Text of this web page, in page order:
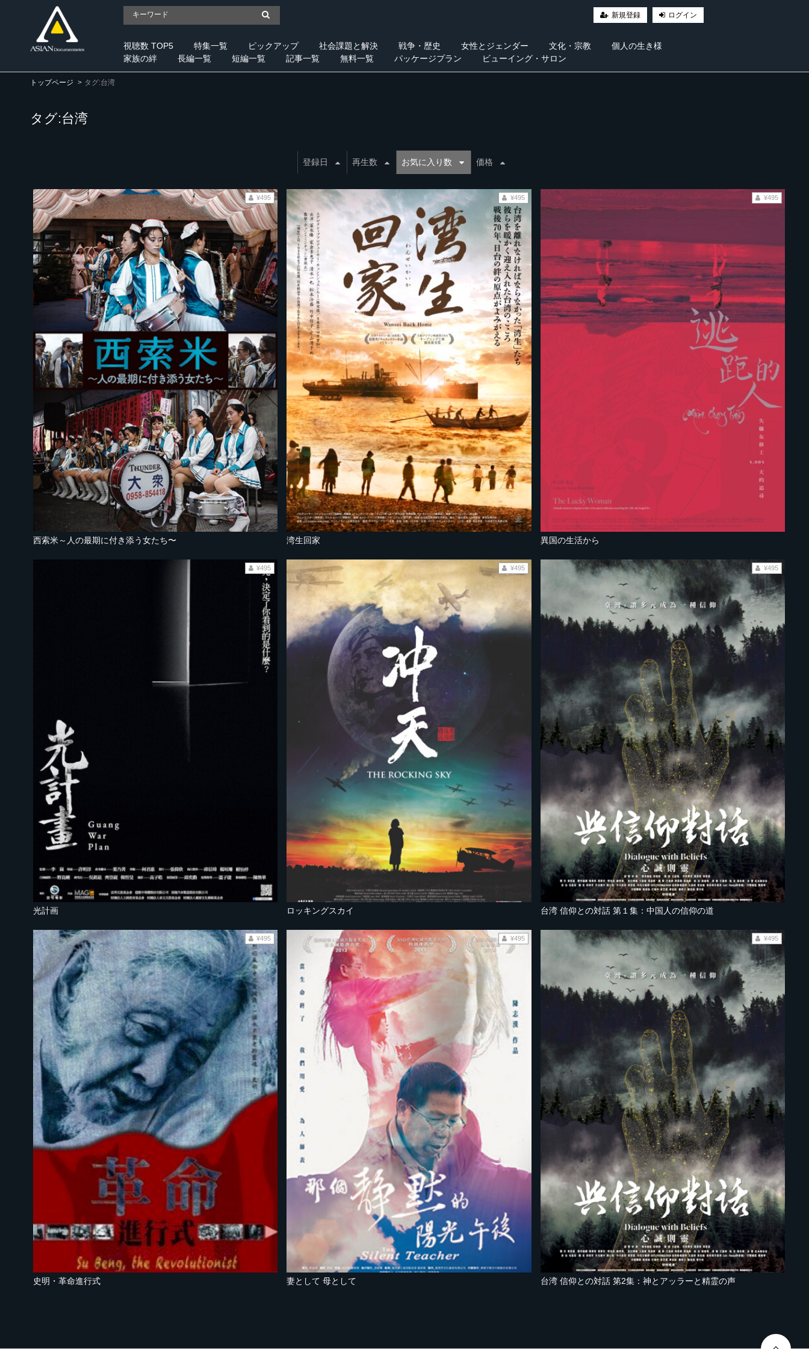
新規登録 ログイン
視聴数 TOP5 特集一覧 ピックアップ 社会課題と解決 戦争・歴史 女性とジェンダー 文化・宗教
個人の生き様
家族の絆
長編一覧 短編一覧 記事一覧 無料一覧 パッケージプラン ビューイング・サロン
トップページ タグ:台湾
タグ:台湾
登録日 再生数 お気に入り数 価格
西索米～人の最期に付き添う女たち〜
¥495
湾生回家
¥495
異国の生活から
¥495
光計画
¥495
ロッキングスカイ
¥495
台湾 信仰との対話 第１集：中国人の信仰の道
¥495
史明・革命進行式
¥495
妻として 母として
¥495
台湾 信仰との対話 第2集：神とアッラーと精霊の声
¥495